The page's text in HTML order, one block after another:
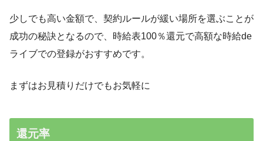
少しでも高い金額で、契約ルールが緩い場所を選ぶことが
成功の秘訣となるので、時給表100％還元で高額な時給de
ライブでの登録がおすすめです。
まずはお見積りだけでもお気軽に
還元率